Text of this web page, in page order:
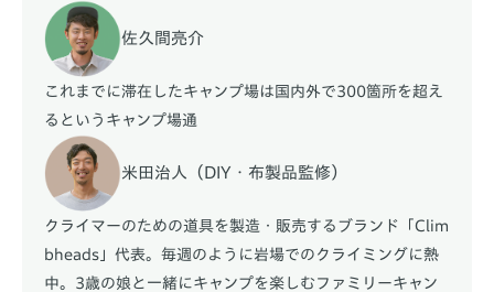
佐久間亮介
これまでに滞在したキャンプ場は国内外で300箇所を超え
るというキャンプ場通
米田治人（DIY・布製品監修）
クライマーのための道具を製造・販売するブランド「Clim
bheads」代表。毎週のように岩場でのクライミングに熱
中。3歳の娘と一緒にキャンプを楽しむファミリーキャン